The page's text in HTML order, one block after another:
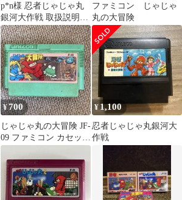
p*n様 忍者じゃじゃ丸
銀河大作戦 取扱説明書
ファミコン
ファミコン じゃじゃ
丸の大冒険
¥700
じゃじゃ丸の大冒険 JF-
09 ファミコン カセット
ソフト
¥1,100
忍者じゃじゃ丸銀河大
作戦